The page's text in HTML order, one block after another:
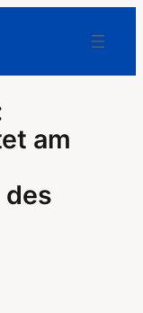
am
des